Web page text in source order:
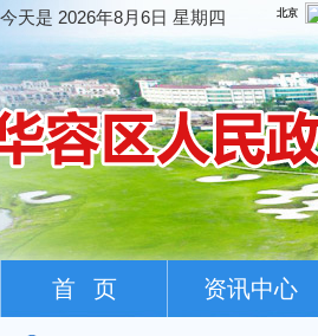
今天是 2026年8月6日 星期四
首 页 资讯中心